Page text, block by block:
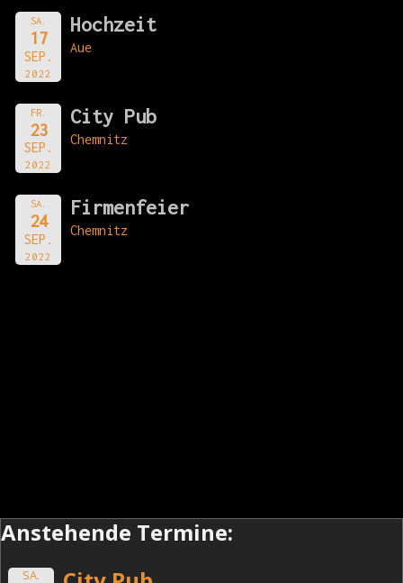
SA.
17
SEP.
2022
Hochzeit
Aue
FR.
23
SEP.
2022
City Pub
Chemnitz
SA.
24
SEP.
2022
Firmenfeier
Chemnitz
Anstehende Termine:
SA.